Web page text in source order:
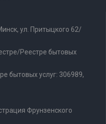
ул. Притыцкого 62/
Реестре бытовых
бытовых услуг: 306989,
Фрунзенского